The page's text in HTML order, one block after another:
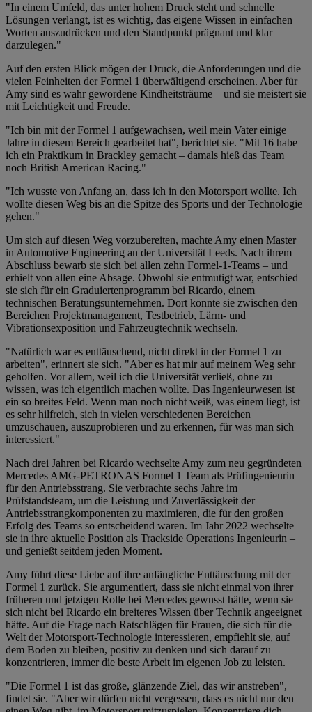
"In einem Umfeld, das unter hohem Druck steht und schnelle
Lösungen verlangt, ist es wichtig, das eigene Wissen in einfachen
Worten auszudrücken und den Standpunkt prägnant und klar
darzulegen."
Auf den ersten Blick mögen der Druck, die Anforderungen und die
vielen Feinheiten der Formel 1 überwältigend erscheinen. Aber für
Amy sind es wahr gewordene Kindheitsträume – und sie meistert sie
mit Leichtigkeit und Freude.
"Ich bin mit der Formel 1 aufgewachsen, weil mein Vater einige
Jahre in diesem Bereich gearbeitet hat", berichtet sie. "Mit 16 habe
ich ein Praktikum in Brackley gemacht – damals hieß das Team
noch British American Racing."
"Ich wusste von Anfang an, dass ich in den Motorsport wollte. Ich
wollte diesen Weg bis an die Spitze des Sports und der Technologie
gehen."
Um sich auf diesen Weg vorzubereiten, machte Amy einen Master
in Automotive Engineering an der Universität Leeds. Nach ihrem
Abschluss bewarb sie sich bei allen zehn Formel-1-Teams – und
erhielt von allen eine Absage. Obwohl sie entmutigt war, entschied
sie sich für ein Graduiertenprogramm bei Ricardo, einem
technischen Beratungsunternehmen. Dort konnte sie zwischen den
Bereichen Projektmanagement, Testbetrieb, Lärm- und
Vibrationsexposition und Fahrzeugtechnik wechseln.
"Natürlich war es enttäuschend, nicht direkt in der Formel 1 zu
arbeiten", erinnert sie sich. "Aber es hat mir auf meinem Weg sehr
geholfen. Vor allem, weil ich die Universität verließ, ohne zu
wissen, was ich eigentlich machen wollte. Das Ingenieurwesen ist
ein so breites Feld. Wenn man noch nicht weiß, was einem liegt, ist
es sehr hilfreich, sich in vielen verschiedenen Bereichen
umzuschauen, auszuprobieren und zu erkennen, für was man sich
interessiert."
Nach drei Jahren bei Ricardo wechselte Amy zum neu gegründeten
Mercedes AMG-PETRONAS Formel 1 Team als Prüfingenieurin
für den Antriebsstrang. Sie verbrachte sechs Jahre im
Prüfstandsteam, um die Leistung und Zuverlässigkeit der
Antriebsstrangkomponenten zu maximieren, die für den großen
Erfolg des Teams so entscheidend waren. Im Jahr 2022 wechselte
sie in ihre aktuelle Position als Trackside Operations Ingenieurin –
und genießt seitdem jeden Moment.
Amy führt diese Liebe auf ihre anfängliche Enttäuschung mit der
Formel 1 zurück. Sie argumentiert, dass sie nicht einmal von ihrer
früheren und jetzigen Rolle bei Mercedes gewusst hätte, wenn sie
sich nicht bei Ricardo ein breiteres Wissen über Technik angeeignet
hätte. Auf die Frage nach Ratschlägen für Frauen, die sich für die
Welt der Motorsport-Technologie interessieren, empfiehlt sie, auf
dem Boden zu bleiben, positiv zu denken und sich darauf zu
konzentrieren, immer die beste Arbeit im eigenen Job zu leisten.
"Die Formel 1 ist das große, glänzende Ziel, das wir anstreben",
findet sie. "Aber wir dürfen nicht vergessen, dass es nicht nur den